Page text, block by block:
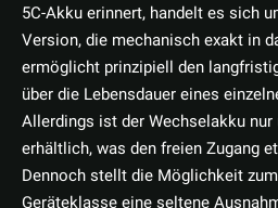
5C-Akku erinnert, handelt es sich
Version, die mechanisch exakt in
ermöglicht prinzipiell den
über die Lebensdauer eines
Allerdings ist der Wechselakku
erhältlich, was den freien Zugang
Dennoch stellt die Möglichkeit
Geräteklasse eine seltene